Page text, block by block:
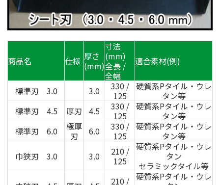
商品名 仕様 厚さ
(mm)
寸法
(mm)
全長 /
全幅
適合素材(例)
標準刃 3.0 3.0
330 /
125
硬質系Pタイル・ウレ
タン等
標準刃 4.5
厚刃 4.5
330 /
125
硬質系Pタイル・ウレ
タン等
標準刃 6.0
極厚
刃
6.0
330 /
125
硬質系Pタイル・ウレ
タン等
巾狭刃 3.0
3.0
210 /
125
硬質系Pタイル・ウレ
タン
セラミックタイル等
210 /
硬質系Pタイル・ウレ